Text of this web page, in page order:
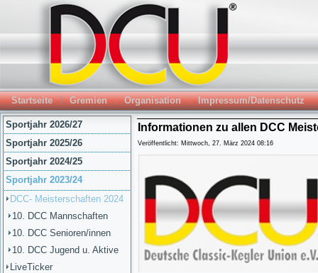
Startseite Gremien Organisation Impressum/Datenschutz
Sportjahr 2026/27
Sportjahr 2025/26
Sportjahr 2024/25
Sportjahr 2023/24
DCC- Meisterschaften 2024
10. DCC Mannschaften
10. DCC Senioren/innen
10. DCC Jugend u. Aktive
LiveTicker
Informationen zu allen DCC
Veröffentlicht: Mittwoch, 27. März 2024 08:16